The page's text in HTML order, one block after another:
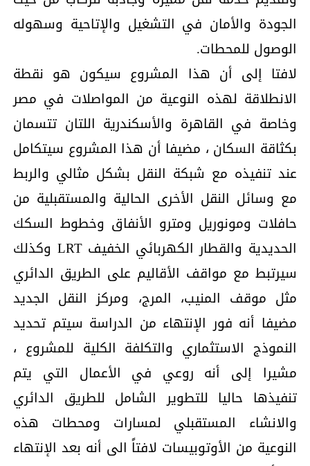
الجودة والأمان في التشغيل والإتاحية وسهوله
الوصول للمحطات.
لافتا إلى أن هذا المشروع سيكون هو نقطة
الانطلاقة لهذه النوعية من المواصلات في مصر
وخاصة في القاهرة والأسكندرية اللتان تتسمان
بكثاقة السكان ، مضيفا أن هذا المشروع سيتكامل
عند تنفيذه مع شبكة النقل بشكل مثالي والربط
مع وسائل النقل الأخرى الحالية والمستقبلية من
حافلات ومونوريل ومترو الأنفاق وخطوط السكك
الحديدية والقطار الكهربائي الخفيف LRT وكذلك
سيرتبط مع مواقف الأقاليم على الطريق الدائري
مثل موقف المنيب، المرج، ومركز النقل الجديد
مضيفا أنه فور الإنتهاء من الدراسة سيتم تحديد
النموذج الاستثماري والتكلفة الكلية للمشروع ،
مشيرا إلى أنه روعي في الأعمال التي يتم
تنفيذها حاليا للتطوير الشامل للطريق الدائري
والانشاء المستقبلي لمسارات ومحطات هذه
النوعية من الأوتوبيسات لافتاً الى أنه بعد الإنتهاء